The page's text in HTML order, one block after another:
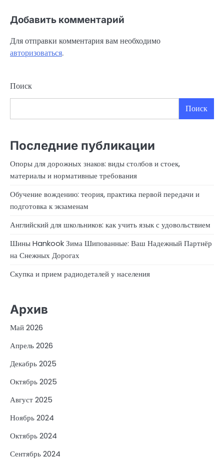
Добавить комментарий
Для отправки комментария вам необходимо
авторизоваться.
Поиск
Поиск
Последние публикации
Опоры для дорожных знаков: виды столбов и стоек,
материалы и нормативные требования
Обучение вождению: теория, практика первой передачи и
подготовка к экзаменам
Английский для школьников: как учить язык с удовольствием
Шины Hankook Зима Шипованные: Ваш Надежный Партнёр
на Снежных Дорогах
Скупка и прием радиодеталей у населения
Архив
Май 2026
Апрель 2026
Декабрь 2025
Октябрь 2025
Август 2025
Ноябрь 2024
Октябрь 2024
Сентябрь 2024